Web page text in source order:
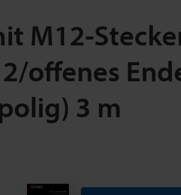
M12-
offenes
3 m